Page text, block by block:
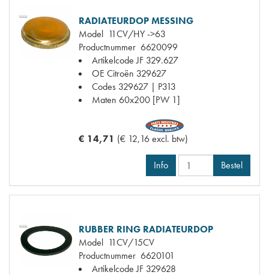
RADIATEURDOP MESSING
Model 11CV/HY ->63
Productnummer 6620099
Artikelcode JF 329.627
OE Citroën 329627
Codes 329627 | P313
Maten 60x200 [PW 1]
€ 14,71 (€ 12,16 excl. btw)
Info Bestel
RUBBER RING RADIATEURDOP
Model 11CV/15CV
Productnummer 6620101
Artikelcode JF 329628